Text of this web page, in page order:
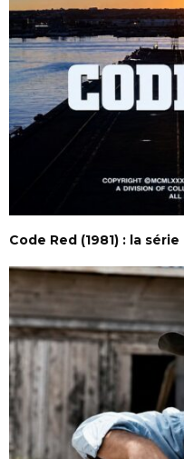
Code Red (1981) : la